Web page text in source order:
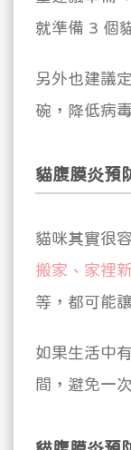
就準備 3 個
另外也建議
碗，降低病
貓腹膜炎預
貓咪其實很
搬家、家裡
等，都可能
如果生活中
間，避免一